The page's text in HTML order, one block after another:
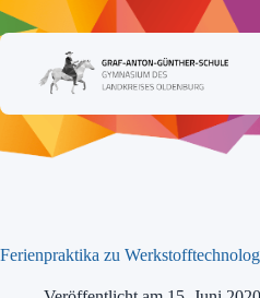
Zum
Inhalt
Ferienpraktika zu